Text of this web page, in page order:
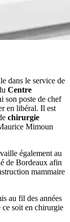
dans le service de
Centre
son poste de chef
en libéral. Il est
chirurgie
Mimoun
également au
de Bordeaux afin
mammaire
au fil des années
ce soit en chirurgie